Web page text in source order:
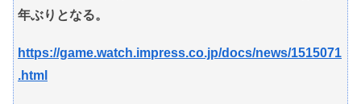
年ぶりとなる。
https://game.watch.impress.co.jp/docs/news/1515071
.html